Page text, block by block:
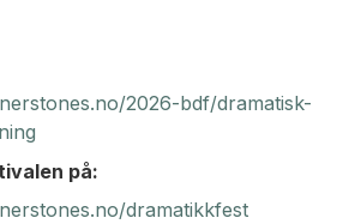
2026-bdf/dramatisk-
på:
dramatikkfest